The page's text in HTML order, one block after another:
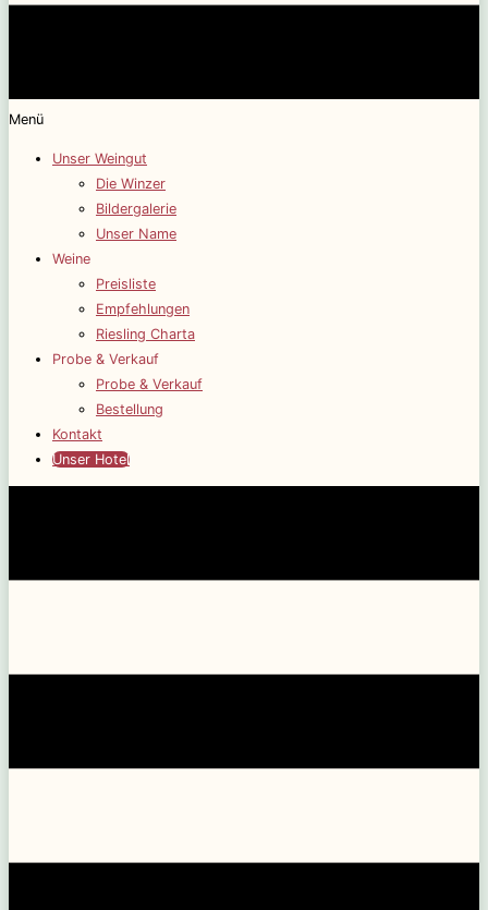
Menü
Unser Weingut
Die Winzer
Bildergalerie
Unser Name
Weine
Preisliste
Empfehlungen
Riesling Charta
Probe & Verkauf
Probe & Verkauf
Bestellung
Kontakt
Unser Hotel